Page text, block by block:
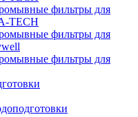
фильтры для
TECH
фильтры для
фильтры для